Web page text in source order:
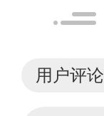
用户评论